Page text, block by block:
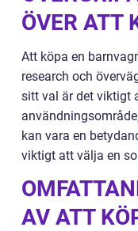
ÖVER ATT
Att köpa en
research och
sitt val är det viktigt
kan vara en
viktigt att välja en
AV ATT